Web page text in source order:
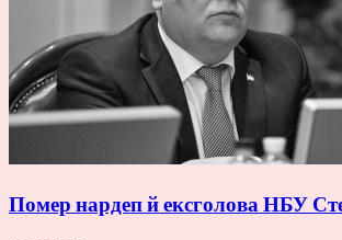
Помер нардеп й ексголова НБУ